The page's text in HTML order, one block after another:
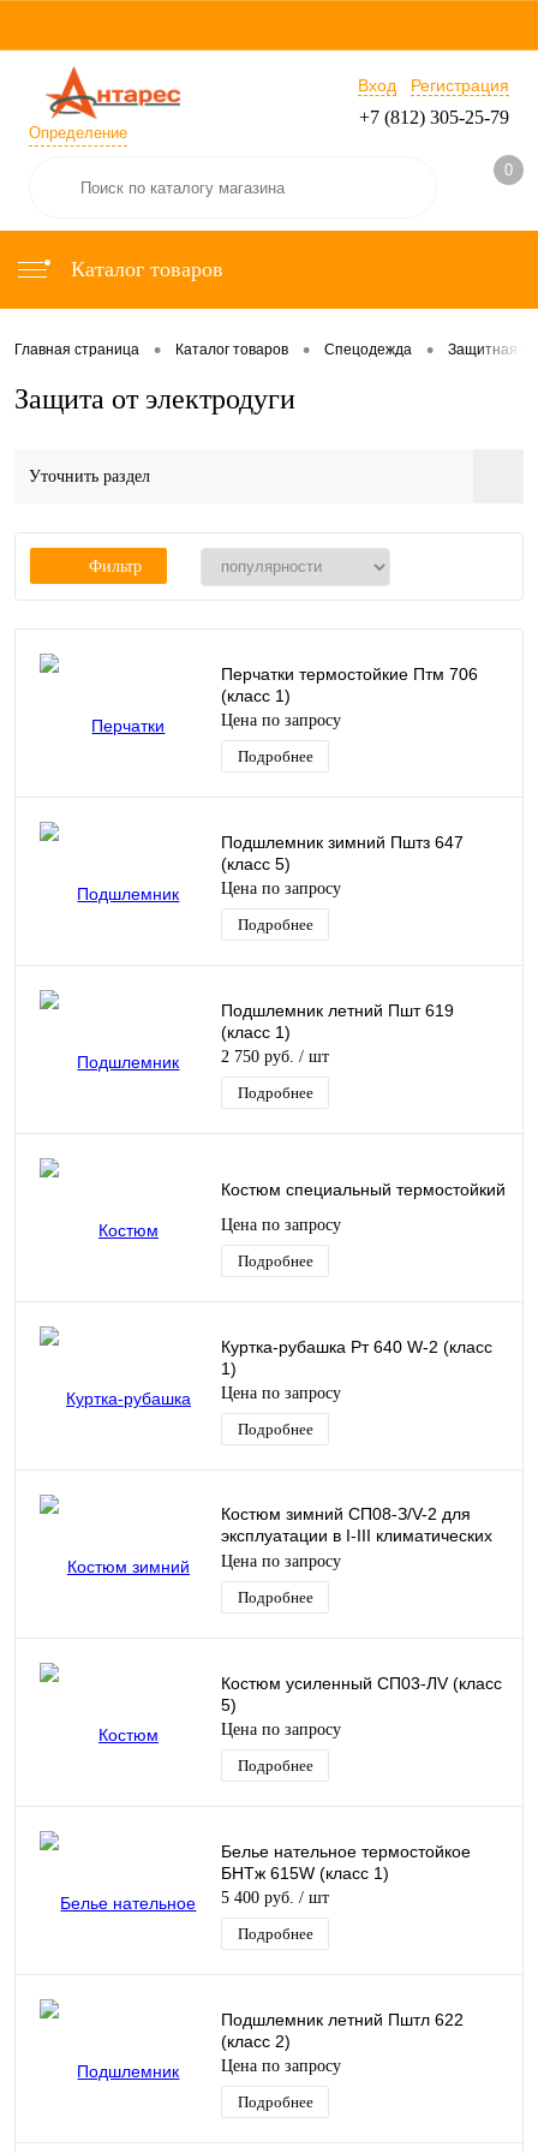
Определение
Вход Регистрация
+7 (812) 305-25-79
0
Каталог товаров
Главная страница • Каталог товаров • Спецодежда • Защитная
Защита от электродуги
Уточнить раздел
Фильтр
Перчатки термостойкие Птм 706
(класс 1)
Цена по запросу
Подробнее
Подшлемник зимний Пштз 647
(класс 5)
Цена по запросу
Подробнее
Подшлемник летний Пшт 619
(класс 1)
2 750 руб. / шт
Подробнее
Костюм специальный термостойкий
Цена по запросу
Подробнее
Куртка-рубашка Рт 640 W-2 (класс
1)
Цена по запросу
Подробнее
Костюм зимний СП08-З/V-2 для
эксплуатации в I-III климатических
поясах. (класс 7)
Цена по запросу
Подробнее
Костюм усиленный СП03-ЛV (класс
5)
Цена по запросу
Подробнее
Белье нательное термостойкое
БНТж 615W (класс 1)
5 400 руб. / шт
Подробнее
Подшлемник летний Пштл 622
(класс 2)
Цена по запросу
Подробнее